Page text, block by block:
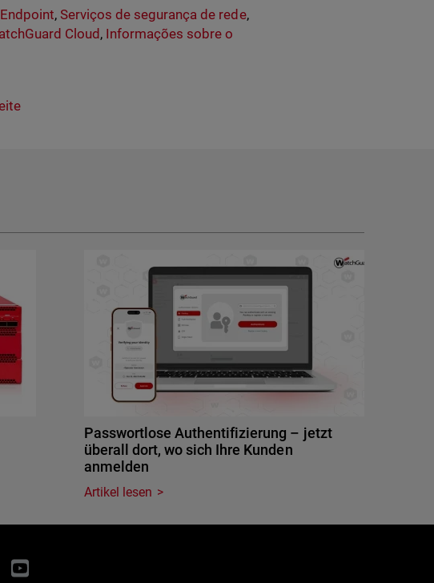
,Serviços de segurança de rede,
Cloud, Informações sobre o
Passwortlose Authentifizierung – jetzt
überall dort, wo sich Ihre Kunden
anmelden
Artikel lesen
YouTube